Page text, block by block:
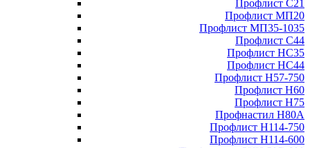
Профлист С21
Профлист МП20
Профлист МП35-1035
Профлист С44
Профлист НС35
Профлист НС44
Профлист Н57-750
Профлист Н60
Профлист Н75
Профнастил Н80А
Профлист Н114-750
Профлист Н114-600